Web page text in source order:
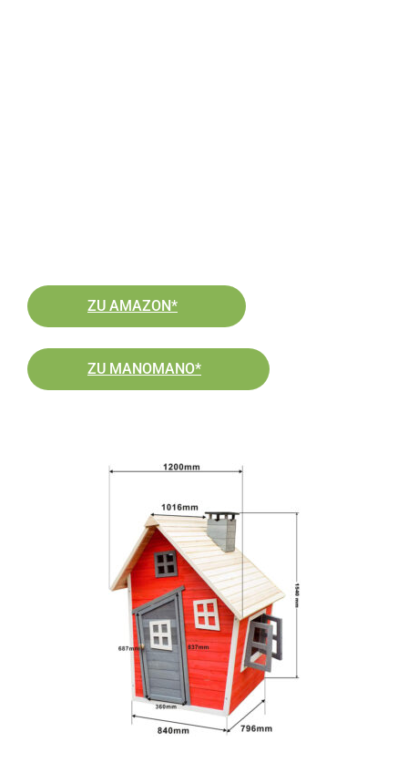
ZU AMAZON*
ZU MANOMANO*